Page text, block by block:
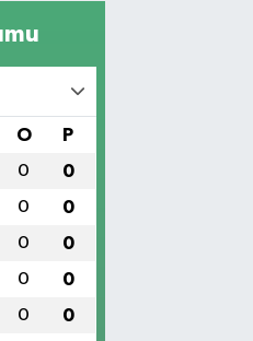
O P
0 0
0 0
0 0
0 0
0 0